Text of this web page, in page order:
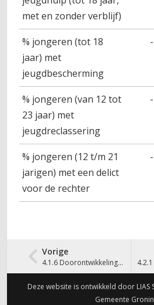
met en zonder verblijf)
% jongeren (tot 18
jaar) met
jeugdbescherming
-
% jongeren (van 12 tot
23 jaar) met
jeugdreclassering
-
% jongeren (12 t/m 21
jarigen) met een delict
voor de rechter
-
Vorige
4.1.6 Doorontwikkeling WIJ-Groningen
Deze website is ontwikkeld door
Gemeente